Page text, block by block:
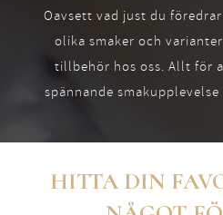
Oavsett vad just du
olika smaker och
tillbehör hos oss. Allt för
spännande
HITTA DIN